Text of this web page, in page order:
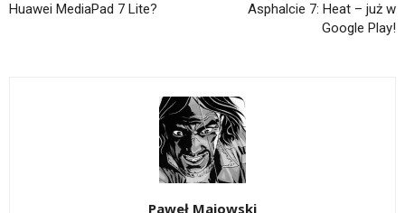
Huawei MediaPad 7 Lite?
Asphalcie 7: Heat – już w
Google Play!
Paweł Majowski